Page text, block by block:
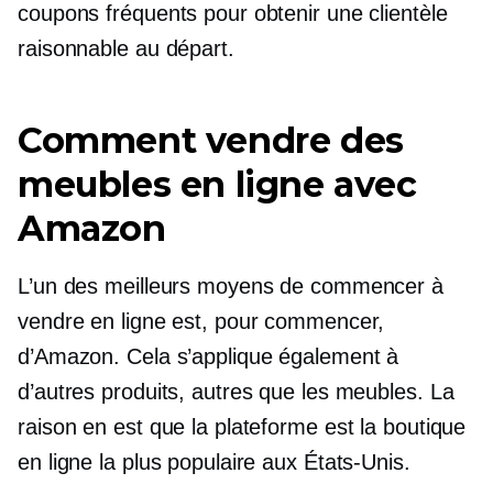
coupons fréquents pour obtenir une clientèle
raisonnable au départ.
Comment vendre des
meubles en ligne avec
Amazon
L’un des meilleurs moyens de commencer à
vendre en ligne est, pour commencer,
d’Amazon. Cela s’applique également à
d’autres produits, autres que les meubles. La
raison en est que la plateforme est la boutique
en ligne la plus populaire aux États-Unis.